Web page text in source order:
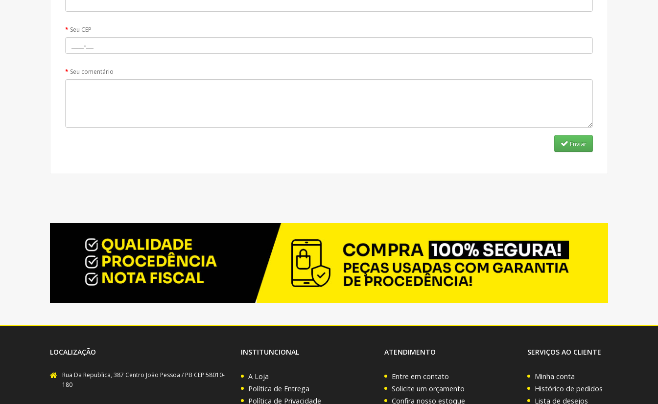
Seu CEP
Seu comentário
Enviar
LOCALIZAÇÃO
Rua Da Republica, 387 Centro João Pessoa / PB CEP 58010-
180
INSTITUNCIONAL
A Loja
Política de Entrega
Política de Privacidade
ATENDIMENTO
Entre em contato
Solicite um orçamento
Confira nosso estoque
SERVIÇOS AO CLIENTE
Minha conta
Histórico de pedidos
Lista de desejos